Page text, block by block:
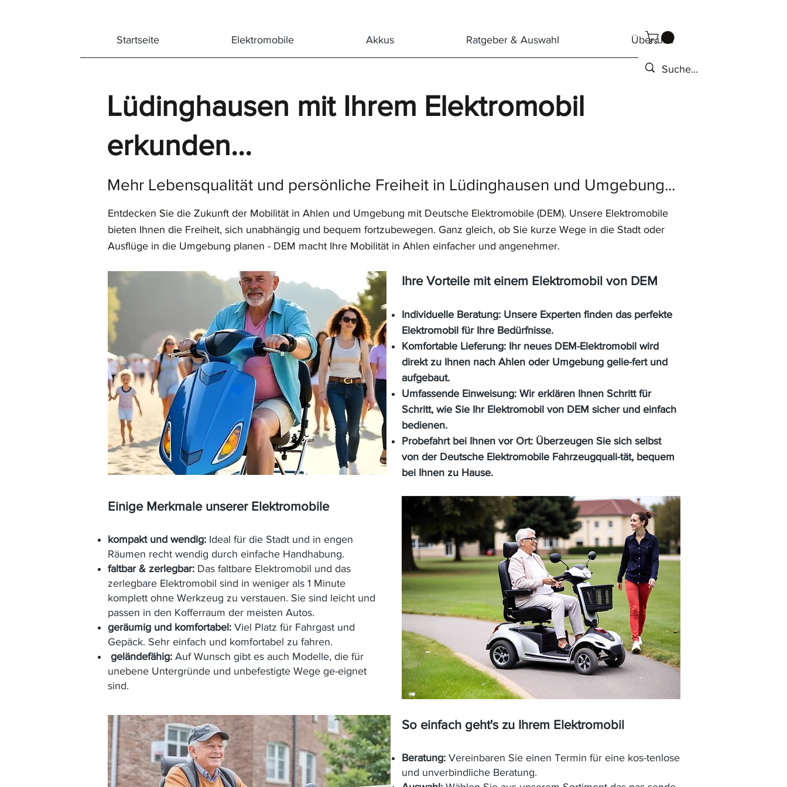
DeutscheElektromobile
®
de
Startseite Elektromobile Akkus Ratgeber & Auswahl Über uns
Lüdinghausen mit Ihrem Elektromobil
erkunden...
Mehr Lebensqualität und persönliche Freiheit in Lüdinghausen und Umgebung...
Entdecken Sie die Zukunft der Mobilität in Ahlen und Umgebung mit Deutsche Elektromobile (DEM). Unsere Elektromobile
bieten Ihnen die Freiheit, sich unabhängig und bequem fortzubewegen. Ganz gleich, ob Sie kurze Wege in die Stadt oder
Ausflüge in die Umgebung planen - DEM macht Ihre Mobilität in Ahlen einfacher und angenehmer.
Ihre Vorteile mit einem Elektromobil von DEM
Individuelle Beratung: Unsere Experten finden das perfekte
Elektromobil für Ihre Bedürfnisse.
Komfortable Lieferung: Ihr neues DEM-Elektromobil wird
direkt zu Ihnen nach Ahlen oder Umgebung gelie-fert und
aufgebaut.
Umfassende Einweisung: Wir erklären Ihnen Schritt für
Schritt, wie Sie Ihr Elektromobil von DEM sicher und einfach
bedienen.
Probefahrt bei Ihnen vor Ort: Überzeugen Sie sich selbst
von der Deutsche Elektromobile Fahrzeugquali-tät, bequem
bei Ihnen zu Hause.
Einige Merkmale unserer Elektromobile
kompakt und wendig: Ideal für die Stadt und in engen
Räumen recht wendig durch einfache Handhabung.
faltbar & zerlegbar: Das faltbare Elektromobil und das
zerlegbare Elektromobil sind in weniger als 1 Minute
komplett ohne Werkzeug zu verstauen. Sie sind leicht und
passen in den Kofferraum der meisten Autos.
geräumig und komfortabel: Viel Platz für Fahrgast und
Gepäck. Sehr einfach und komfortabel zu fahren.
geländefähig: Auf Wunsch gibt es auch Modelle, die für
unebene Untergründe und unbefestigte Wege ge-eignet
sind.
So einfach geht's zu Ihrem Elektromobil
Beratung: Vereinbaren Sie einen Termin für eine kos-tenlose
und unverbindliche Beratung.